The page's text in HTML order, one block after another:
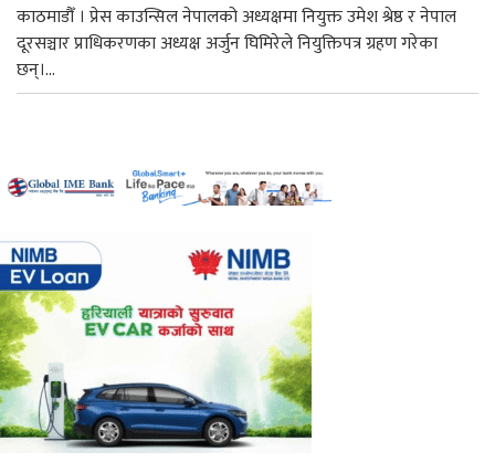
काठमाडौँ । प्रेस काउन्सिल नेपालको अध्यक्षमा नियुक्त उमेश श्रेष्ठ र नेपाल
दूरसञ्चार प्राधिकरणका अध्यक्ष अर्जुन घिमिरेले नियुक्तिपत्र ग्रहण गरेका
छन्।...